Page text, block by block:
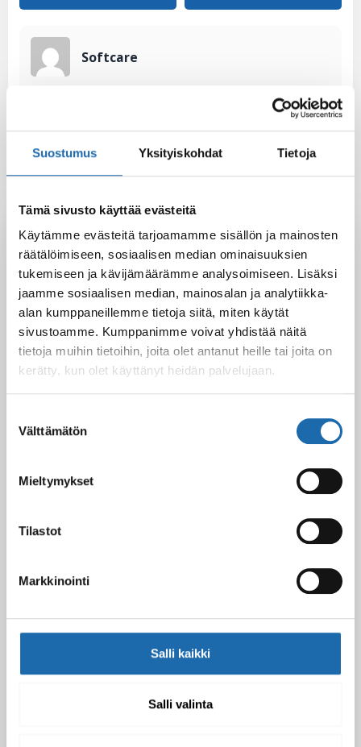
Suostumus Yksityiskohdat Tietoja
Tämä sivusto käyttää evästeitä
Käytämme evästeitä tarjoamamme sisällön ja mainosten
räätälöimiseen, sosiaalisen median ominaisuuksien
tukemiseen ja kävijämäärämme analysoimiseen. Lisäksi
jaamme sosiaalisen median, mainosalan ja analytiikka-
alan kumppaneillemme tietoja siitä, miten käytät
sivustoamme. Kumppanimme voivat yhdistää näitä
tietoja muihin tietoihin, joita olet antanut heille tai joita on
kerätty, kun olet käyttänyt heidän palvelujaan.
valinta
Välttämätön
Mieltymykset
Tilastot
Markkinointi
Salli kaikki
Salli valinta
Softcare
Latest Post
Black Friday & cyber Monday 2025!
28.11.2025
Kevään uutuus tuotteet ovat nyt
verkkokaupassa!
Nahkakalusteiden hoito Softcare aineilla
30.10.2024